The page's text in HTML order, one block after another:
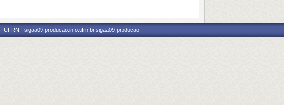
UFRN - sigaa09-producao.info.ufrn.br.sigaa09-producao